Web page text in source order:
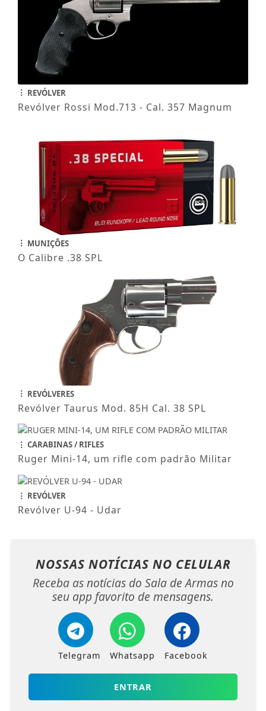
REVÓLVER
Revólver Rossi Mod.713 - Cal. 357 Magnum
MUNIÇÕES
O Calibre .38 SPL
REVÓLVERES
Revólver Taurus Mod. 85H Cal. 38 SPL
CARABINAS / RIFLES
Ruger Mini-14, um rifle com padrão Militar
REVÓLVER
Revólver U-94 - Udar
NOSSAS NOTÍCIAS NO CELULAR
Receba as notícias do Sala de Armas no
seu app favorito de mensagens.
Telegram Whatsapp Facebook
ENTRAR